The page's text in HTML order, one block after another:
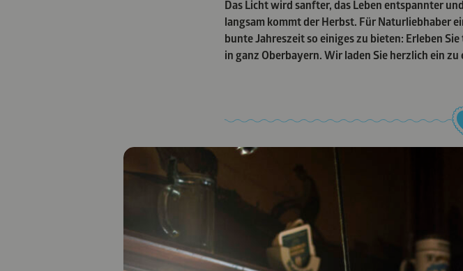
Das Licht wird sanfter, das Leben entspannter
langsam kommt der Herbst. Für Naturliebhaber
bunte Jahreszeit so einiges zu bieten: Erleben
in ganz Oberbayern. Wir laden Sie herzlich ein
13. – 15.
VOCE
REICHENHALL